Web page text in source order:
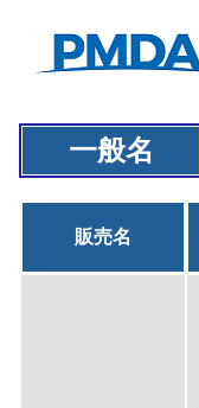
一般名
販売名